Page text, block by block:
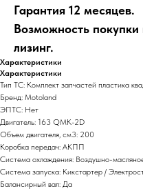
Гарантия 12 месяцев.
Возможность покупки
лизинг.
Характеристики
Характеристики
Тип ТС: Комплект запчастей пластика
Бренд: Motoland
ЭПТС: Нет
Двигатель: 163 QMK-2D
Объем двигателя, см3: 200
Коробка передач: АКПП
Система охлаждения: Воздушно-
Система запуска: Кикстартер /
Балансирный вал: Да